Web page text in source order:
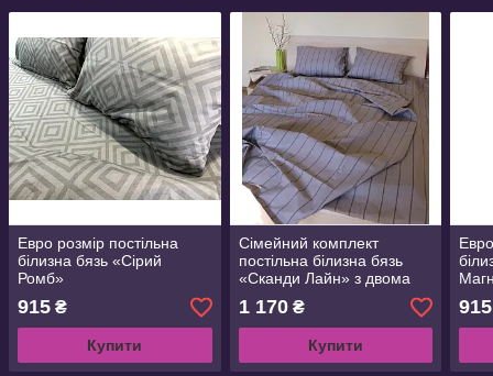
Евро розмір постільна
білизна бязь «Сірий
Ромб»
915 ₴
Купити
Сімейний комплект
постільна білизна бязь
«Сканди Лайн» з двома
1 170₴
Купити
915